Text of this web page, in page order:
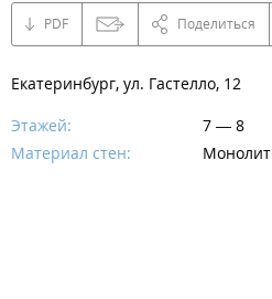
PDF Поделиться
Екатеринбург, ул. Гастелло, 12
Этажей:
7 — 8
Материал стен:
Монолит